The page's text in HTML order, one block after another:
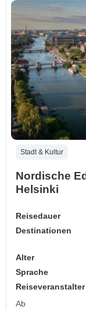
Stadt & Kultur
Nordische
Helsinki
Reisedauer
Destinationen
Alter
Sprache
Reiseveranstalter
Ab